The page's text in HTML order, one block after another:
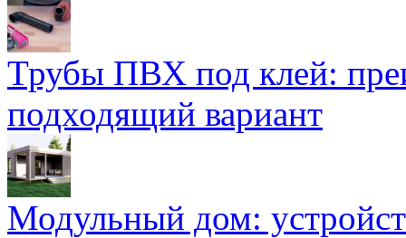
Трубы ПВХ под клей:
подходящий вариант
Модульный дом: